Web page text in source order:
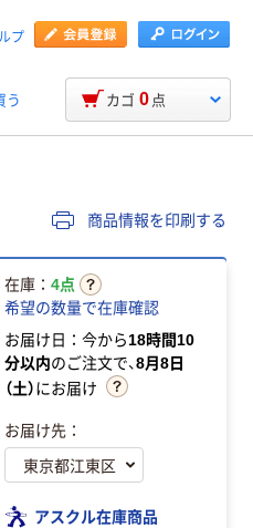
プ
う カゴ 0 点
商品情報を印刷する
在庫： 4点
希望の数量で在庫確認
お届け日：今から18時間10
分以内のご注文で、8月8日
（土）にお届け
お届け先：
アスクル在庫商品